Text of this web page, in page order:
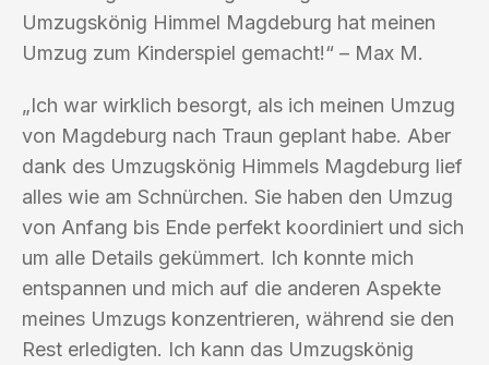
Umzugskönig Himmel Magdeburg hat meinen
Umzug zum Kinderspiel gemacht!“ – Max M.
„Ich war wirklich besorgt, als ich meinen Umzug
von Magdeburg nach Traun geplant habe. Aber
dank des Umzugskönig Himmels Magdeburg lief
alles wie am Schnürchen. Sie haben den Umzug
von Anfang bis Ende perfekt koordiniert und sich
um alle Details gekümmert. Ich konnte mich
entspannen und mich auf die anderen Aspekte
meines Umzugs konzentrieren, während sie den
Rest erledigten. Ich kann das Umzugskönig